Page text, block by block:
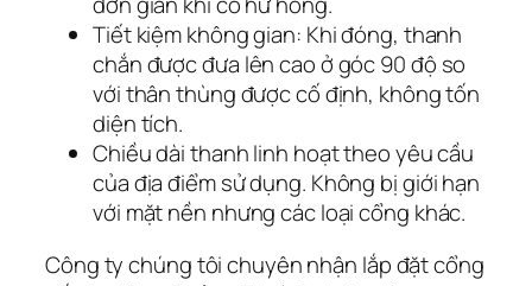
Tiết kiệm không gian: Khi đóng, thanh
chắn được đưa lên cao ở góc 90 độ so
với thân thùng được cố định, không tốn
diện tích.
Chiều dài thanh linh hoạt theo yêu cầu
của địa điểm sử dụng. Không bị giới hạn
với mặt nền nhưng các loại cổng khác.
Công ty chúng tôi chuyên nhận lắp đặt cổng